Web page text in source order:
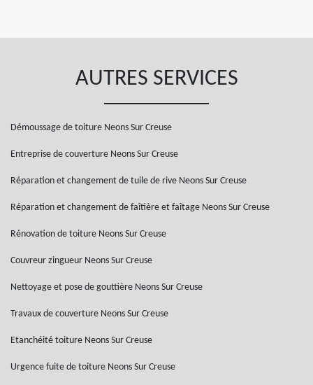
AUTRES SERVICES
Démoussage de toiture Neons Sur Creuse
Entreprise de couverture Neons Sur Creuse
Réparation et changement de tuile de rive Neons Sur Creuse
Réparation et changement de faîtière et faîtage Neons Sur Creuse
Rénovation de toiture Neons Sur Creuse
Couvreur zingueur Neons Sur Creuse
Nettoyage et pose de gouttière Neons Sur Creuse
Travaux de couverture Neons Sur Creuse
Etanchéité toiture Neons Sur Creuse
Urgence fuite de toiture Neons Sur Creuse